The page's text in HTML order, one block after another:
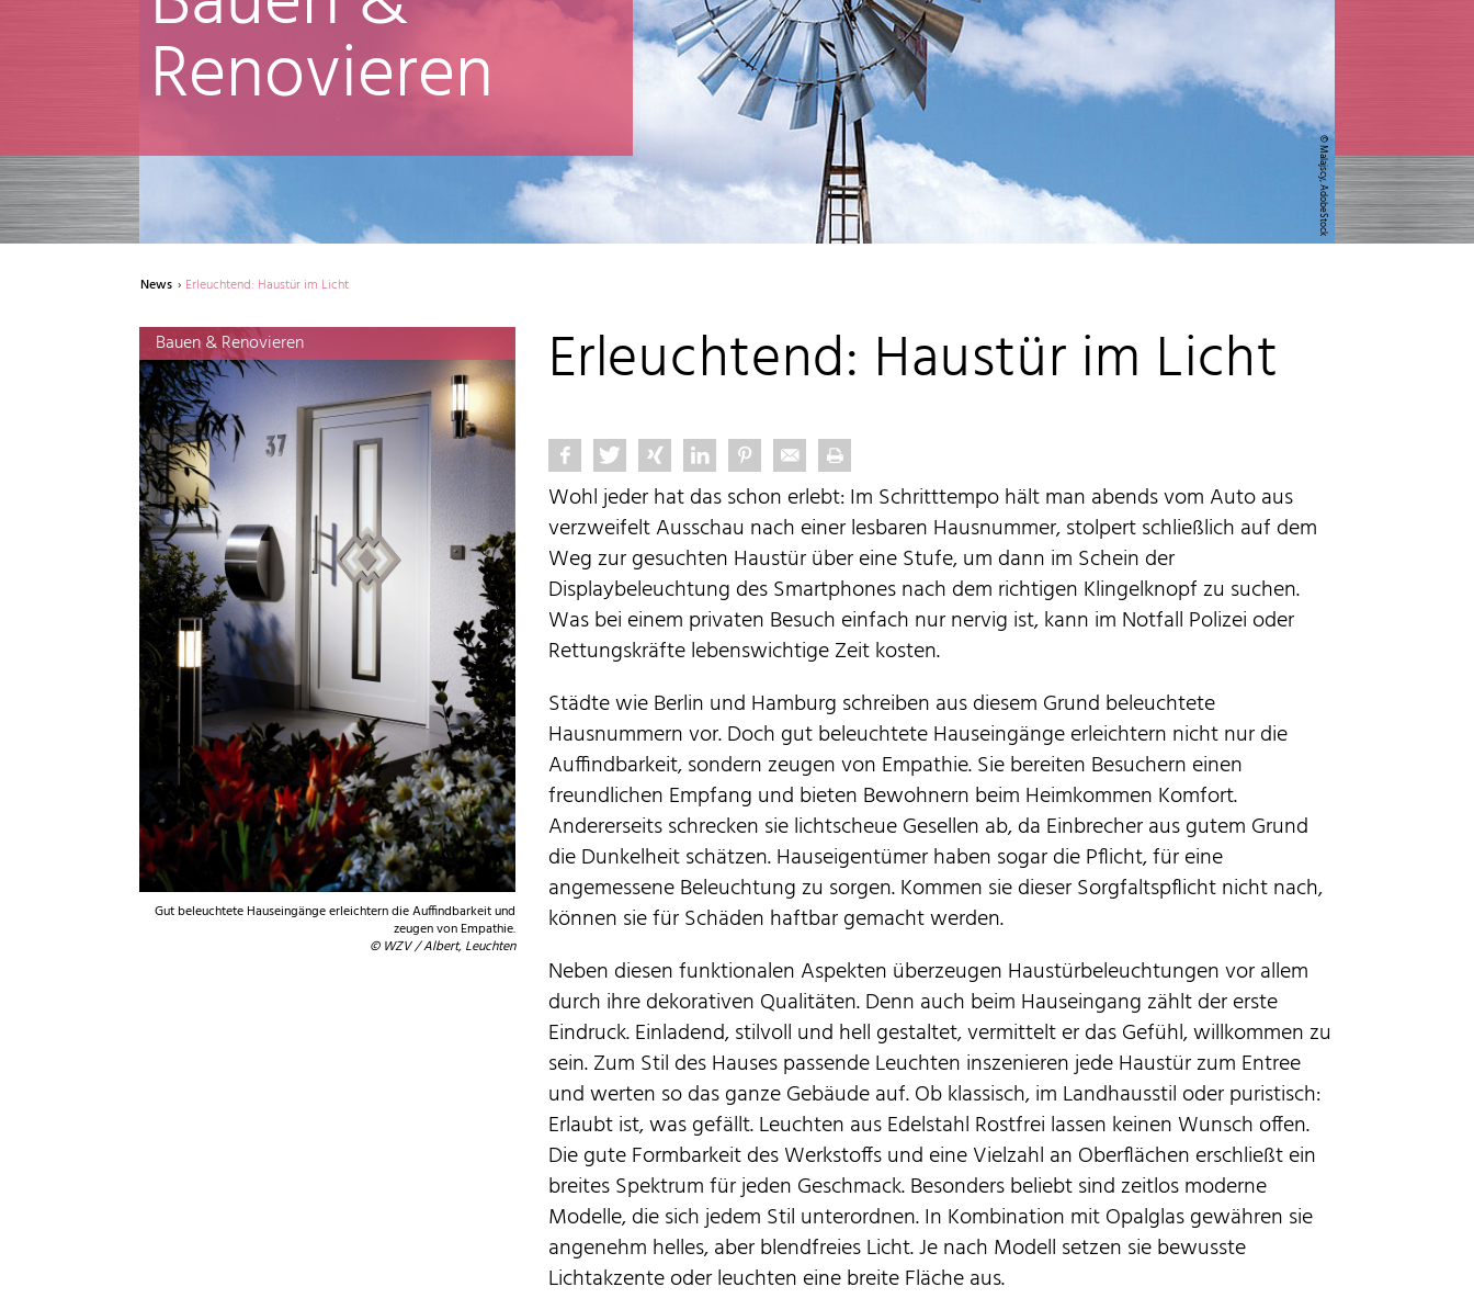
© Malajscy, AdobeStock
Renovieren
News Erleuchtend: Haustür im Licht
Bauen & Renovieren
Gut beleuchtete Hauseingänge erleichtern die Auffindbarkeit und
zeugen von Empathie.
© WZV / Albert, Leuchten
Erleuchtend: Haustür im Licht
Wohl jeder hat das schon erlebt: Im Schritttempo hält man abends vom Auto aus
verzweifelt Ausschau nach einer lesbaren Hausnummer, stolpert schließlich auf dem
Weg zur gesuchten Haustür über eine Stufe, um dann im Schein der
Displaybeleuchtung des Smartphones nach dem richtigen Klingelknopf zu suchen.
Was bei einem privaten Besuch einfach nur nervig ist, kann im Notfall Polizei oder
Rettungskräfte lebenswichtige Zeit kosten.
Städte wie Berlin und Hamburg schreiben aus diesem Grund beleuchtete
Hausnummern vor. Doch gut beleuchtete Hauseingänge erleichtern nicht nur die
Auffindbarkeit, sondern zeugen von Empathie. Sie bereiten Besuchern einen
freundlichen Empfang und bieten Bewohnern beim Heimkommen Komfort.
Andererseits schrecken sie lichtscheue Gesellen ab, da Einbrecher aus gutem Grund
die Dunkelheit schätzen. Hauseigentümer haben sogar die Pflicht, für eine
angemessene Beleuchtung zu sorgen. Kommen sie dieser Sorgfaltspflicht nicht nach,
können sie für Schäden haftbar gemacht werden.
Neben diesen funktionalen Aspekten überzeugen Haustürbeleuchtungen vor allem
durch ihre dekorativen Qualitäten. Denn auch beim Hauseingang zählt der erste
Eindruck. Einladend, stilvoll und hell gestaltet, vermittelt er das Gefühl, willkommen zu
sein. Zum Stil des Hauses passende Leuchten inszenieren jede Haustür zum Entree
und werten so das ganze Gebäude auf. Ob klassisch, im Landhausstil oder puristisch:
Erlaubt ist, was gefällt. Leuchten aus Edelstahl Rostfrei lassen keinen Wunsch offen.
Die gute Formbarkeit des Werkstoffs und eine Vielzahl an Oberflächen erschließt ein
breites Spektrum für jeden Geschmack. Besonders beliebt sind zeitlos moderne
Modelle, die sich jedem Stil unterordnen. In Kombination mit Opalglas gewähren sie
angenehm helles, aber blendfreies Licht. Je nach Modell setzen sie bewusste
Lichtakzente oder leuchten eine breite Fläche aus.